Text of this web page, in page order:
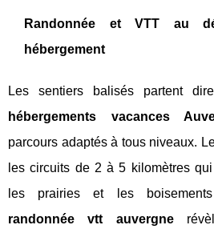
Randonnée et VTT au
hébergement
Les sentiers balisés partent
hébergements vacances
parcours adaptés à tous niveaux.
les circuits de 2 à 5 kilomètres
les prairies et les
randonnée vtt auvergne